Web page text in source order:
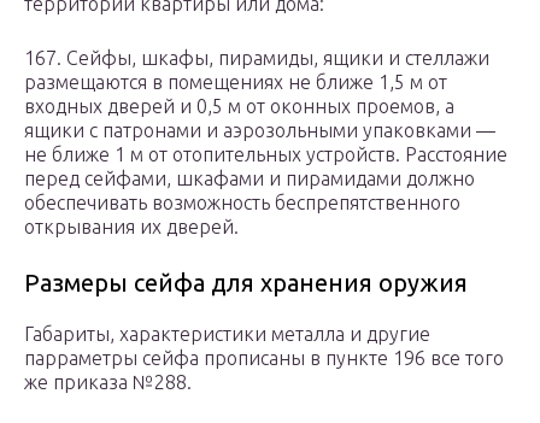
167. Сейфы, шкафы, пирамиды, ящики и стеллажи
размещаются в помещениях не ближе 1,5 м от
входных дверей и 0,5 м от оконных проемов, а
ящики с патронами и аэрозольными упаковками —
не ближе 1 м от отопительных устройств. Расстояние
перед сейфами, шкафами и пирамидами должно
обеспечивать возможность беспрепятственного
открывания их дверей.
Размеры сейфа для хранения оружия
Габариты, характеристики металла и другие
парраметры сейфа прописаны в пункте 196 все того
же приказа №288.